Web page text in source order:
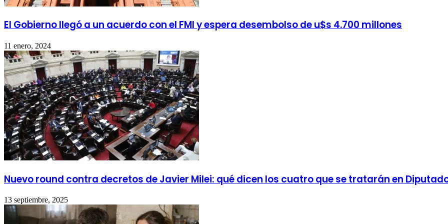
El Gobierno llegó a un acuerdo con el FMI y espera desembolso de u$s 4.700 millones
11 enero, 2024
Nuevo round contra decretos de Javier Milei: qué dicen los cuatro que se tratarán en
13 septiembre, 2025